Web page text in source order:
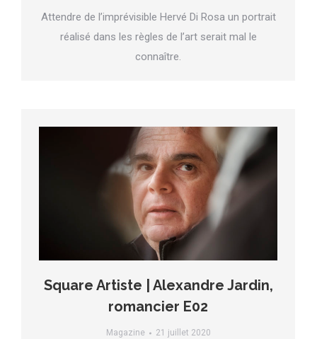
Attendre de l’imprévisible Hervé Di Rosa un portrait
réalisé dans les règles de l’art serait mal le
connaître.
Square Artiste | Alexandre Jardin,
romancier E02
Magazine 21 juillet 2020